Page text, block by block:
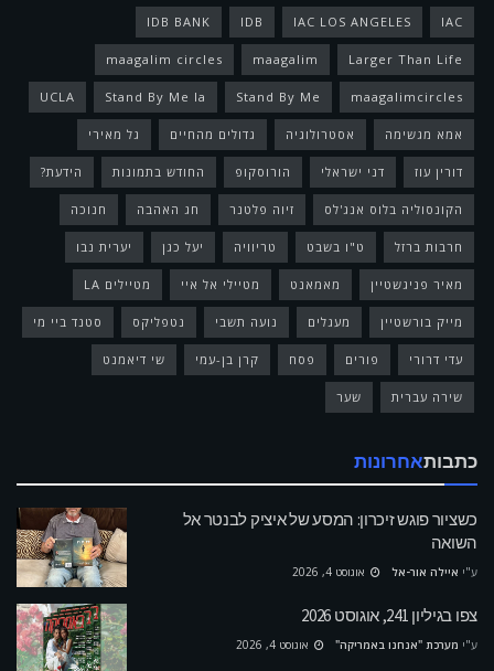
IAC
IAC LOS ANGELES
IDB
IDB BANK
Larger Than Life
maagalim
maagalim circles
maagalimcircles
Stand By Me
Stand By Me la
UCLA
אמא מגשימה אסטרולוגיה גדולים מהחיים גל מאירי
דורין עוז דני ישראלי הורוסקופ החודש בתמונות הידעת?
הקונסוליה בלוס אנג'לס זיוה פלטנר חג האהבה חנוכה
חרבות ברזל ט"ו בשבט טריוויה יעל כגן יערית נבו
מאיר פניגשטיין מאמאנט מטיילי אל איי מטיילים LA
מייק בורשטיין מעגלים נועה תשבי נטפליקס סטנד ביי מי
עדי דרורי פורים פסח קרן בן-עמי שי דיאמנט
שירה עברית שער
כתבותאחרונות
כשציור פוגש זיכרון: המסע של איציק לבנטר אל
השואה
ע"י איילה אור-אל אוגוסט 4, 2026
צפו בגיליון 241, אוגוסט 2026
ע"י מערכת "אנחנו באמריקה" אוגוסט 4, 2026